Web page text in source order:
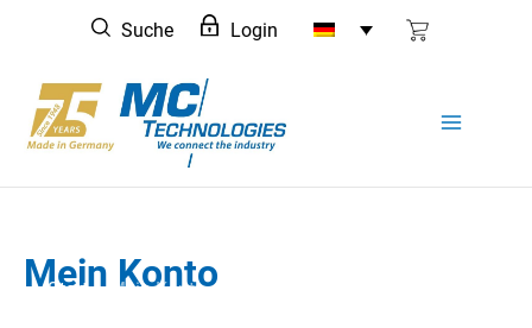
springen
Suche Login
Start Mein Konto
Mein Konto